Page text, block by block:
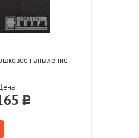
напыление